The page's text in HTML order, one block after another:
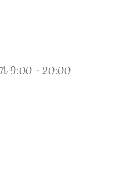
9:00 - 20:00